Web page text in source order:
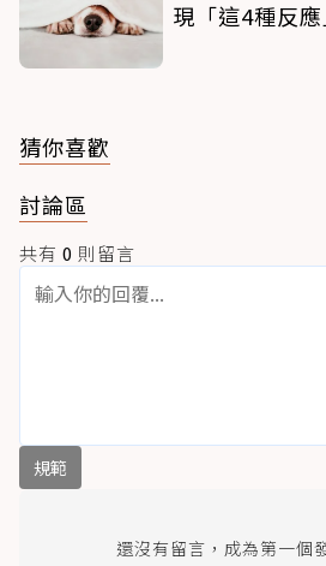
現「這4種反
猜你喜歡
討論區
共有 0 則留言
規範
還沒有留言，成為第一個